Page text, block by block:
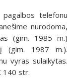
telefonu
nurodoma,
(gim. 1985 m.)
(gim. 1987 m.).
vyras sulaikytas.
140 str.